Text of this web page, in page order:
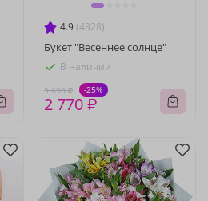
4.9 (4328)
Букет "Весеннее солнце"
В наличии
3 690 ₽ -25%
2 770 ₽